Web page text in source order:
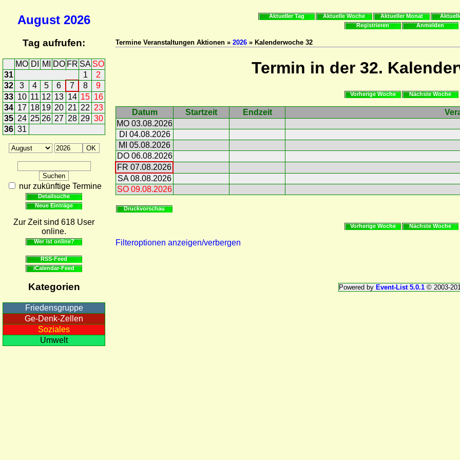
August 2026
Tag aufrufen:
MO DI MI DO FR SA SO
31
1
2
32
3 4 5 6 7 8
9
33 10 11 12 13 14 15 16
34 17 18 19 20 21 22 23
35 24 25 26 27 28 29 30
36 31
nur zukünftige Termine
Detailsuche
Neue Einträge
Zur Zeit sind 618 User
online.
Wer ist online?
RSS-Feed
iCalendar-Feed
Kategorien
Friedensgruppe
Ge-Denk-Zellen
Soziales
Umwelt
Aktueller Tag Aktuelle Woche Aktueller Monat
Registrieren
Anmelden
Termine Veranstaltungen Aktionen » 2026 » Kalenderwoche 32
Termin in der 32.
Vorherige Woche Nächste Woche
Datum Startzeit Endzeit
MO 03.08.2026
DI 04.08.2026
MI 05.08.2026
DO 06.08.2026
FR 07.08.2026
SA 08.08.2026
SO 09.08.2026
Druckvorschau
Vorherige Woche Nächste Woche
Filteroptionen anzeigen/verbergen
Powered by Event-List 5.0.1© 2003-